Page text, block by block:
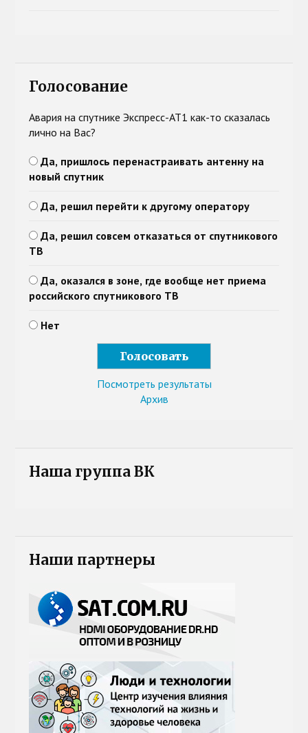
Голосование
Авария на спутнике Экспресс-АТ1 как-то сказалась
лично на Вас?
Да, пришлось перенастраивать антенну на
новый спутник
Да, решил перейти к другому оператору
Да, решил совсем отказаться от спутникового
ТВ
Да, оказался в зоне, где вообще нет приема
российского спутникового ТВ
Нет
Посмотреть результаты
Архив
Наша группа ВК
Наши партнеры